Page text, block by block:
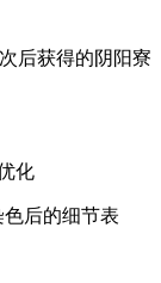
后获得的阴阳寮
化
后的细节表